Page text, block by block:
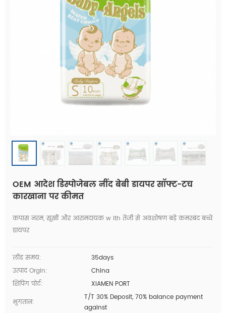
OEM आदेश डिस्पोजेबल नींद बेबी डायपर सॉफ्ट-टच
कारखाना पर कीमत
कपास नरम, सूखी और आरामदायक w ith तेजी से अवशोषण बड़े कमरबंद बच्चे
डायपर
लीड समय:
35days
उत्पाद Orgin:
China
शिपिंग पोर्ट:
XIAMEN PORT
भुगतान:
T/T 30% Deposit, 70% balance payment
against